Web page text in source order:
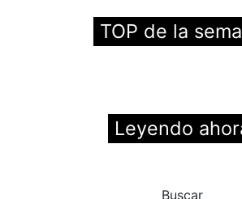
TOP de la
Leyendo
Buscar